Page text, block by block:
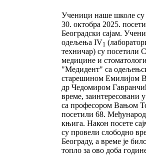
Ученици наше школе су
30. октобра 2025.
Београдски сајам.
одељења IV1
техничар) су посетили
медицине и
"Медидент" са
старешином Емилијом
др Чедомиром
време, заинтересовани
са професором Вањом
посетили 68.
књига. Након посете
су провели слободно
Београду, а време је
топло за ово доба